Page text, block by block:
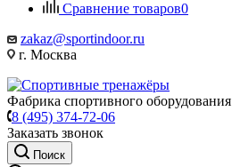
Сравнение товаров0
zakaz@sportindoor.ru
г. Москва
Фабрика спортивного оборудования
8 (495) 374-72-06
Заказать звонок
Поиск